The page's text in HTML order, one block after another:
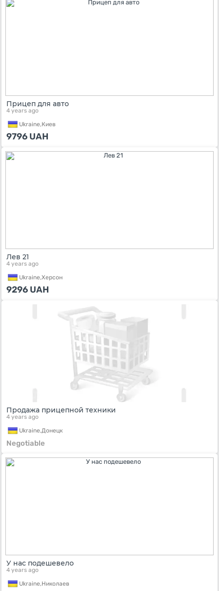
Прицеп для авто
4 years ago
Ukraine,Киев
9796 UAH
Лев 21
4 years ago
Ukraine,Херсон
9296 UAH
Продажа прицепной техники
4 years ago
Ukraine,Донецк
Negotiable
У нас подешевело
4 years ago
Ukraine,Николаев